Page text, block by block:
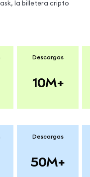
la billetera cripto
Descargas
10M+
Descargas
50M+